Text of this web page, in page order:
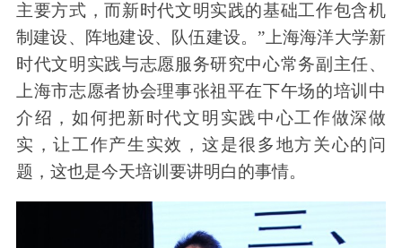
主要方式，而新时代文明实践的基础工作包含机
制建设、阵地建设、队伍建设。”上海海洋大学新
时代文明实践与志愿服务研究中心常务副主任、
上海市志愿者协会理事张祖平在下午场的培训中
介绍，如何把新时代文明实践中心工作做深做
实，让工作产生实效，这是很多地方关心的问
题，这也是今天培训要讲明白的事情。